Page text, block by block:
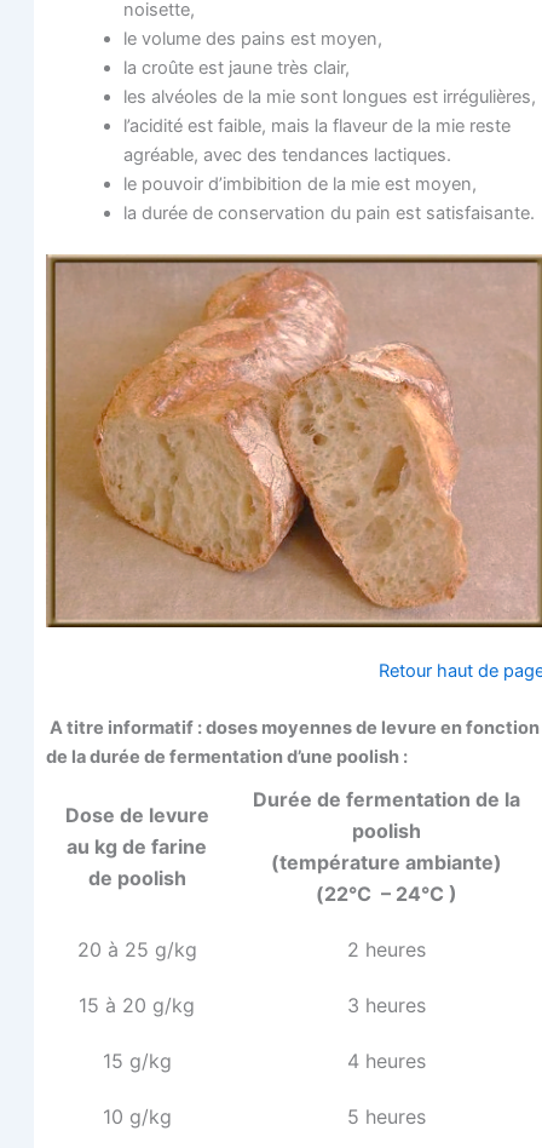
noisette,
le volume des pains est moyen,
la croûte est jaune très clair,
les alvéoles de la mie sont longues est irrégulières,
l’acidité est faible, mais la fla­veur de la mie reste
agréable, avec des ten­dances lactiques.
le pou­voir d’imbibition de la mie est moyen,
la durée de conser­va­tion du pain est satisfaisante.
Retour haut de
A titre infor­ma­tif : doses moyennes de levure en fonc­tion
de la durée de fer­men­ta­tion d’une poolish :
Dose de levure
au kg de farine
de poolish
Durée de fer­men­ta­tion de la
poolish
(tem­pé­ra­ture ambiante)
(22°C – 24°C )
20 à 25 g/kg 2 heures
15 à 20 g/kg 3 heures
15 g/kg 4 heures
10 g/kg 5 heures